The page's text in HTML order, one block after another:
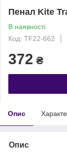
Пенал Kite
В наявності
Код: TF22-662
372 ₴
Опис
Опис